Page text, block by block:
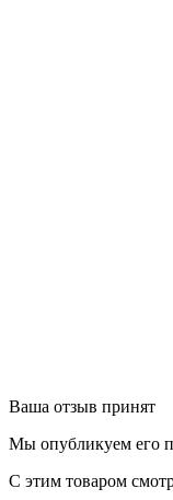
Ваша отзыв принят
Мы опубликуем его
С этим товаром